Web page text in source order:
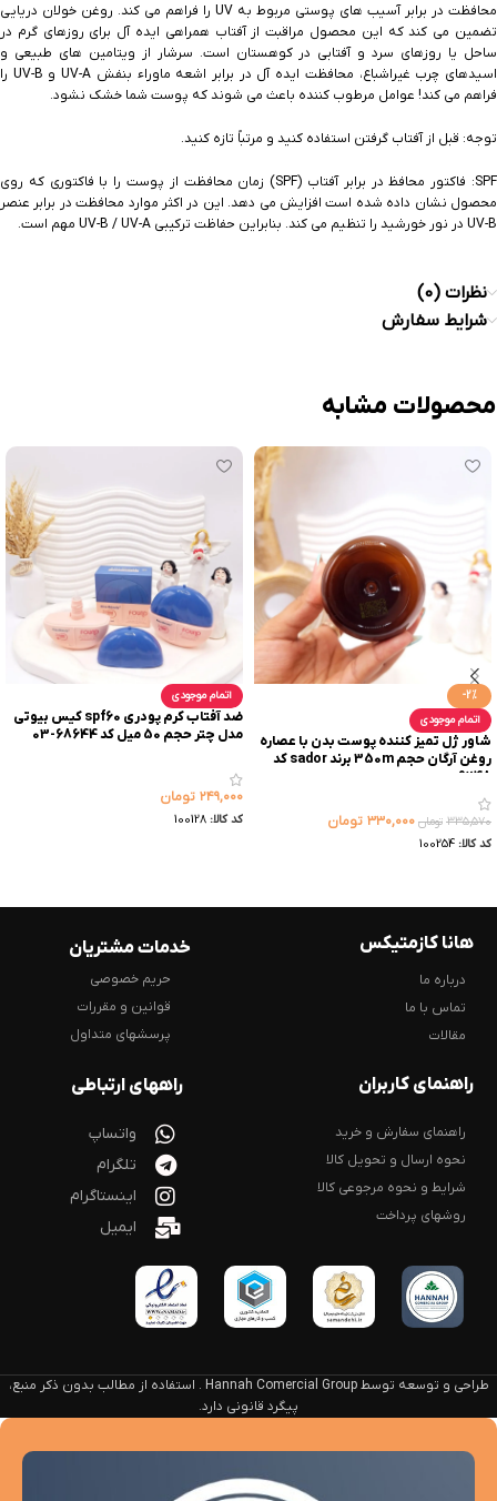
محافظت در برابر آسیب های پوستی مربوط به UV را فراهم می کند. روغن خولان دریایی
تضمین می کند که این محصول مراقبت از آفتاب همراهی ایده آل برای روزهای گرم در
ساحل یا روزهای سرد و آفتابی در کوهستان است. سرشار از ویتامین های طبیعی و
اسیدهای چرب غیراشباع، محافظت ایده آل در برابر اشعه ماوراء بنفش UV-A و UV-B را
فراهم می کند! عوامل مرطوب کننده باعث می شوند که پوست شما خشک نشود.
توجه: قبل از آفتاب گرفتن استفاده کنید و مرتباً تازه کنید.
SPF: فاکتور محافظ در برابر آفتاب (SPF) زمان محافظت از پوست را با فاکتوری که روی
محصول نشان داده شده است افزایش می دهد. این در اکثر موارد محافظت در برابر عنصر
UV-B در نور خورشید را تنظیم می کند. بنابراین حفاظت ترکیبی UV-B / UV-A مهم است.
نظرات (0)
شرایط سفارش
محصولات مشابه
-2%
اتمام موجودی
شاور ژل تمیز کننده پوست بدن با عصاره
روغن آرگان حجم 350m برند sador کد
9248
۳۳۵,۵۷۰ تومان ۳۳۰,۰۰۰ تومان
کد کالا: 100254
اتمام موجودی
ضد آفتاب کرم پودری spf60 کیس بیوتی
مدل چتر حجم 50 میل کد 68644-03
۲۴۹,۰۰۰ تومان
کد کالا: 100128
هانا کازمتیکس
درباره ما
تماس با ما
مقالات
خدمات مشتریان
حریم خصوصی
قوانین و مقررات
پرسشهای متداول
راهنمای کاربران
راهنمای سفارش و خرید
نحوه ارسال و تحویل کالا
شرایط و نحوه مرجوعی کالا
روشهای پرداخت
راههای ارتباطی
واتساپ
تلگرام
اینستاگرام
ایمیل
طراحی و توسعه توسط Hannah Comercial Group . استفاده از مطالب بدون ذکر منبع،
پیگرد قانونی دارد.